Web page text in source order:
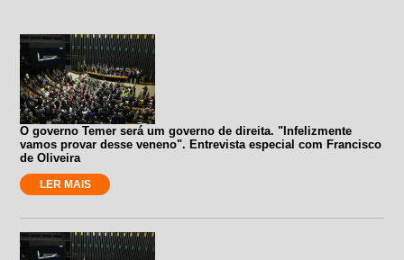
O governo Temer será um governo de direita. "Infelizmente
vamos provar desse veneno". Entrevista especial com Francisco
de Oliveira
LER MAIS